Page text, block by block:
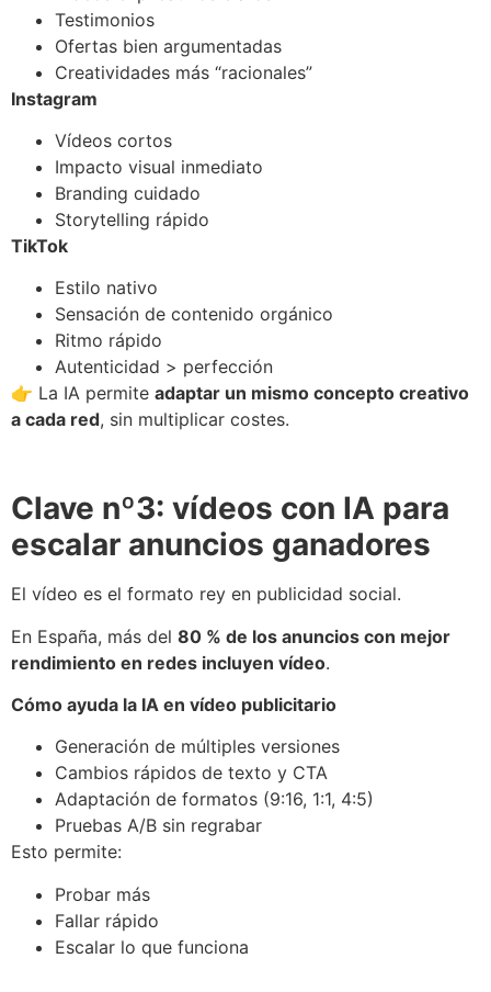
Testimonios
Ofertas bien argumentadas
Creatividades más “racionales”
Instagram
Vídeos cortos
Impacto visual inmediato
Branding cuidado
Storytelling rápido
TikTok
Estilo nativo
Sensación de contenido orgánico
Ritmo rápido
Autenticidad > perfección
👉 La IA permite adaptar un mismo concepto creativo
a cada red, sin multiplicar costes.
Clave nº3: vídeos con IA para
escalar anuncios ganadores
El vídeo es el formato rey en publicidad social.
En España, más del 80 % de los anuncios con mejor
rendimiento en redes incluyen vídeo.
Cómo ayuda la IA en vídeo publicitario
Generación de múltiples versiones
Cambios rápidos de texto y CTA
Adaptación de formatos (9:16, 1:1, 4:5)
Pruebas A/B sin regrabar
Esto permite:
Probar más
Fallar rápido
Escalar lo que funciona